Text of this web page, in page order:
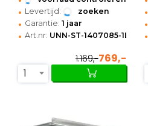
• Levertijd: zoeken
• Garantie: 1 jaar
• Art.nr: UNN-ST-1407085-1LS
1.169,-769,-
1
•
•
•